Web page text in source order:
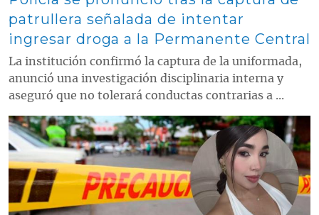
patrullera señalada de intentar
ingresar droga a la Permanente Central
La institución confirmó la captura de la uniformada,
anunció una investigación disciplinaria interna y
aseguró que no tolerará conductas contrarias a ...
Contenido multimedia principal